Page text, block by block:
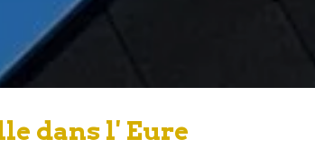
dans l' Eure